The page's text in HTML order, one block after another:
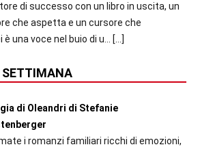
di successo con un libro in uscita, un
che aspetta e un cursore che
una voce nel buio di u...
[…]
SETTIMANA
di Oleandri di Stefanie
i romanzi familiari ricchi di emozioni,